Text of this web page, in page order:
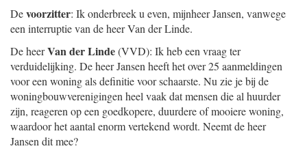
Devoorzitter: Ik onderbreek u even, mijnheer Jansen, vanwege
een interruptie van de heer Van der Linde.
De heerVan der Linde(VVD): Ik heb een vraag ter
verduidelijking. De heer Jansen heeft het over 25 aanmeldingen
voor een woning als definitie voor schaarste. Nu zie je bij de
woningbouwverenigingen heel vaak dat mensen die al huurder
zijn, reageren op een goedkopere, duurdere of mooiere woning,
waardoor het aantal enorm vertekend wordt. Neemt de heer
Jansen dit mee?